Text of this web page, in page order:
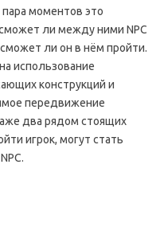
моментов это
ли между ними NPC
ли он в нём пройти.
использование
конструкций и
передвижение
два рядом стоящих
игрок, могут стать